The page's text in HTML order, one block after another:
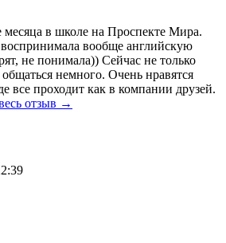
в школе на Проспекте Мира.
вообще английскую
не понимала)) Сейчас не только
немного. Очень нравятся
все проходит как в компании друзей.
отзыв →